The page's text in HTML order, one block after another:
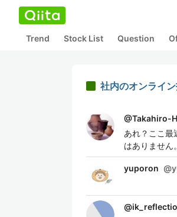
Trend Stock List Question
社内のオンライ
@Takahiro-
あれ？ここ最
はありません。
yuporon @
@